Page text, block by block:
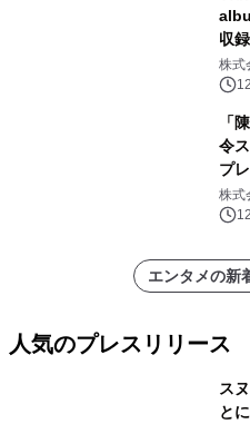
収
株式
「
令
プ
株式
ンズ
エンタメの新
人気のプレスリリース
ス
と